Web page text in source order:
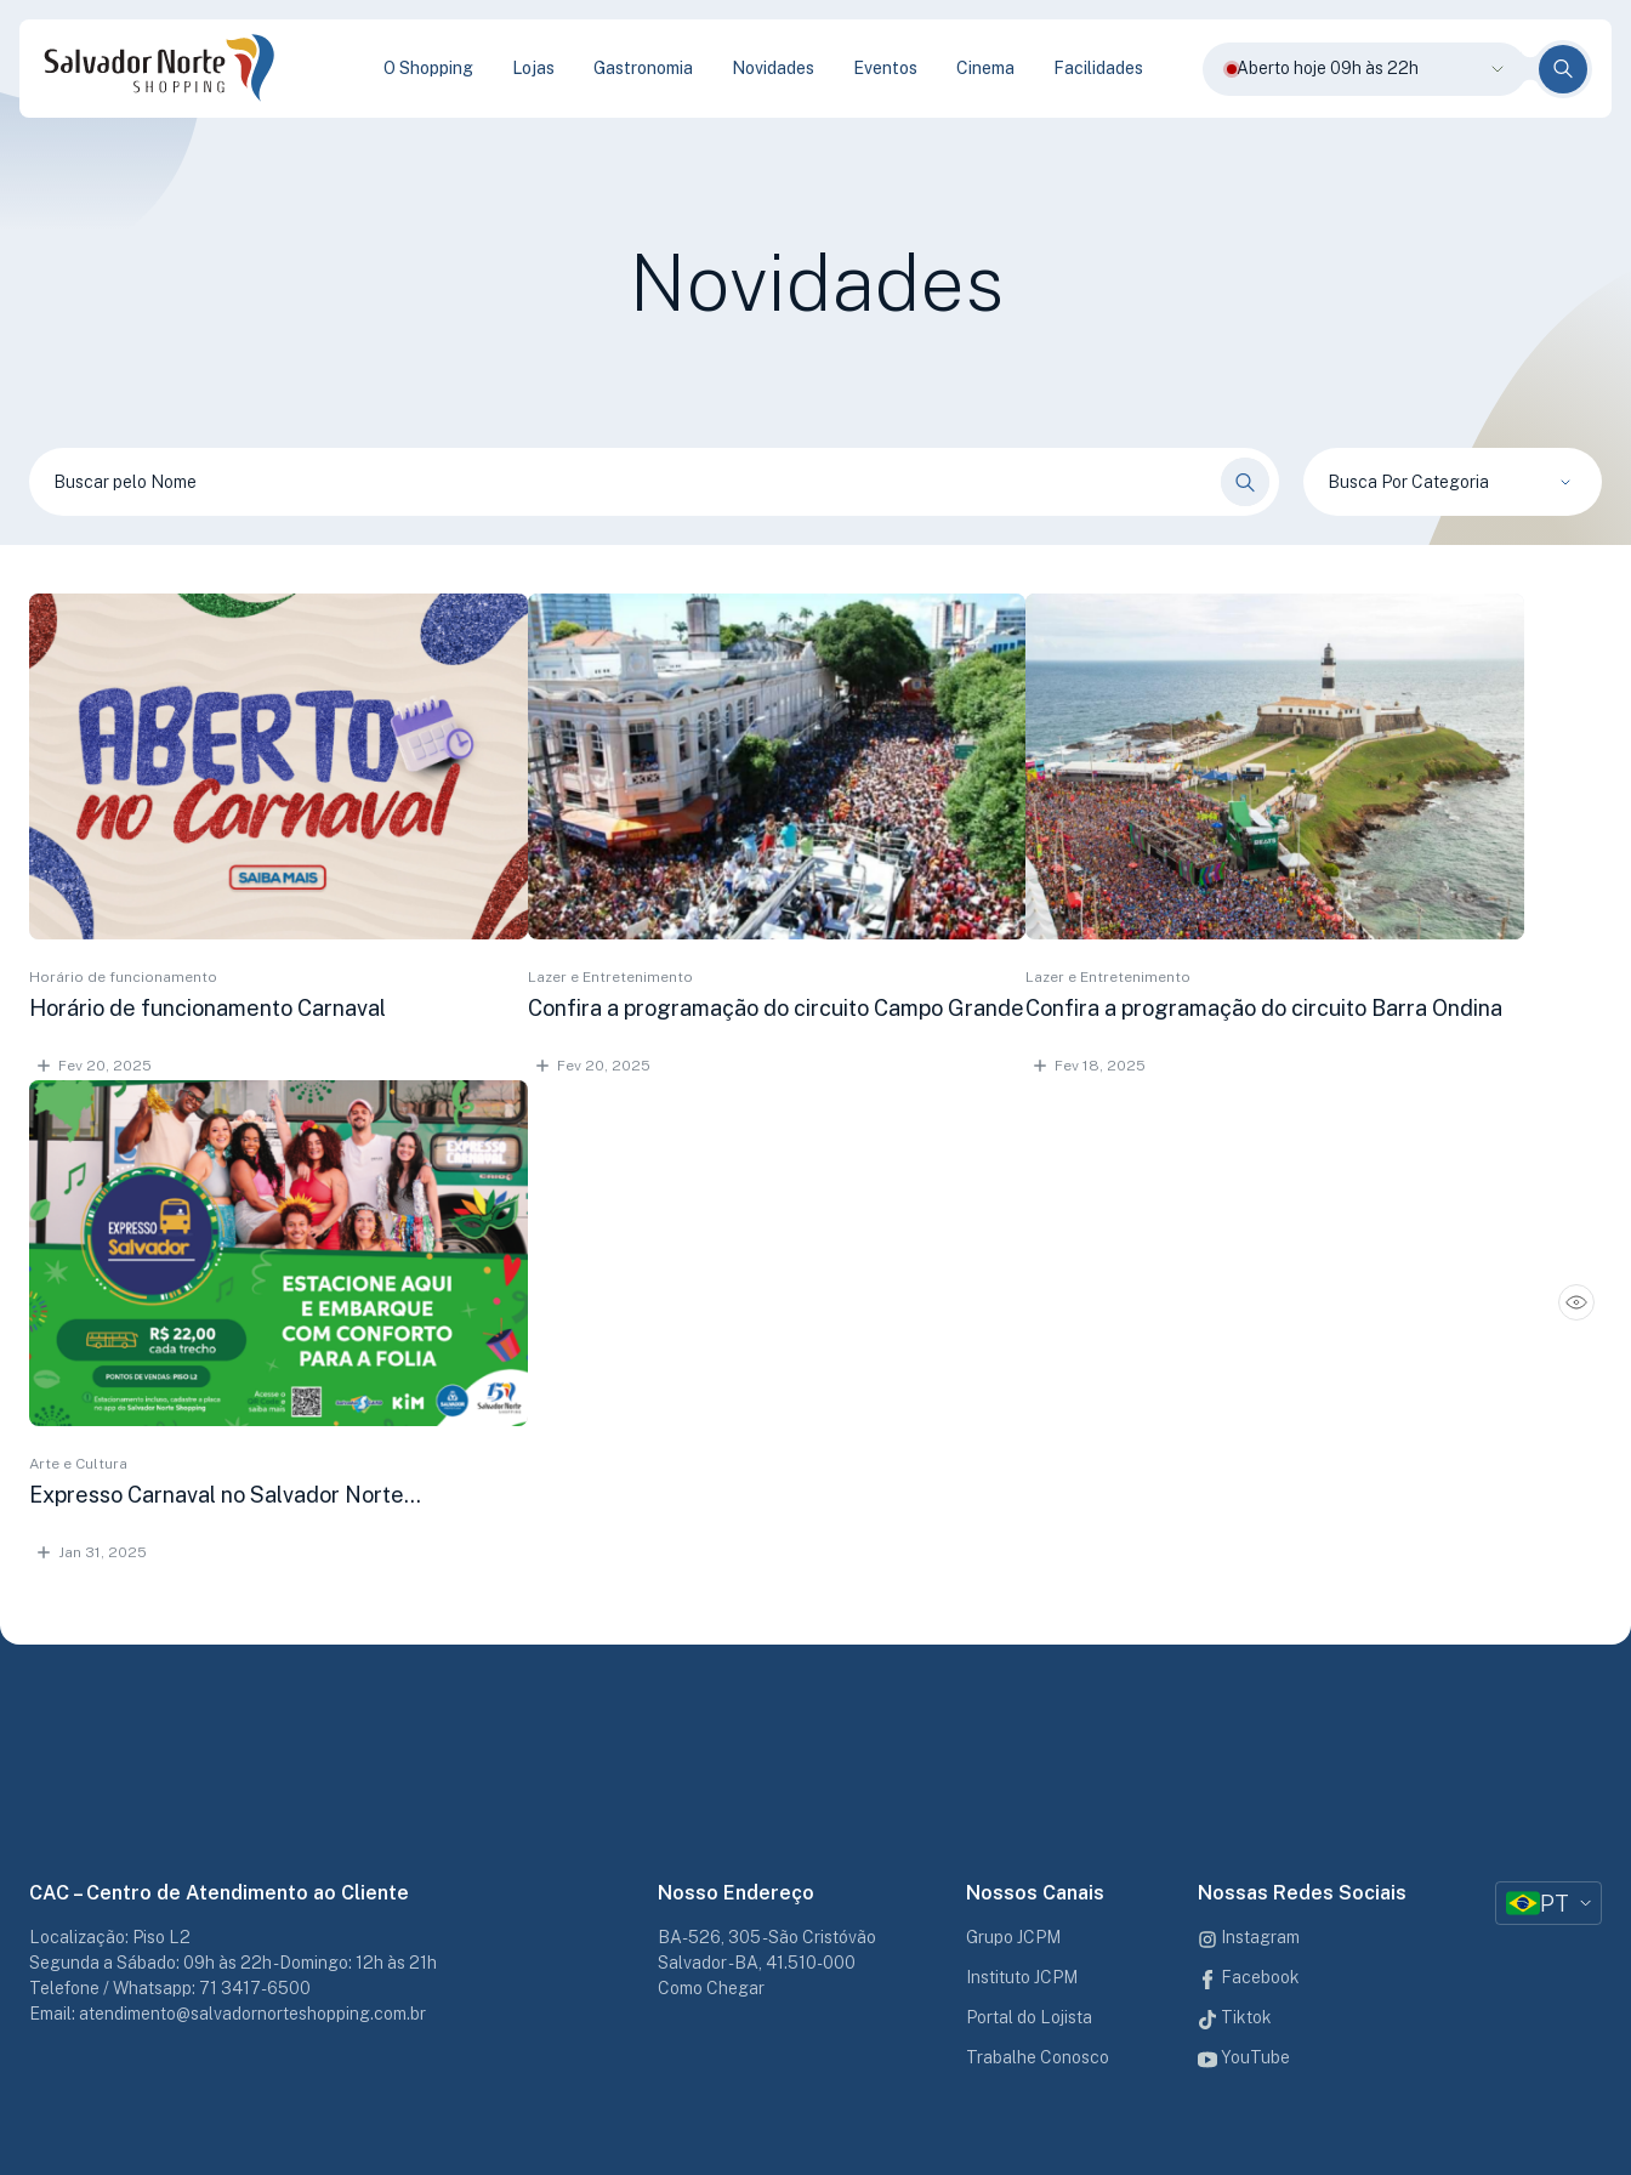
O Shopping Lojas Gastronomia Novidades Eventos Cinema Facilidades Aberto hoje 09h às 22h
Novidades
Busca Por Categoria
Horário de funcionamento
Horário de funcionamento Carnaval
Fev 20, 2025
Lazer e Entretenimento
Confira a programação do circuito Campo Grande
Fev 20, 2025
Lazer e Entretenimento
Confira a programação do circuito Barra Ondina
Fev 18, 2025
Arte e Cultura
Expresso Carnaval no Salvador Norte...
Jan 31, 2025
CAC – Centro de Atendimento ao Cliente
Localização: Piso L2
Segunda a Sábado: 09h às 22h - Domingo: 12h às 21h
Telefone / Whatsapp: 71 3417-6500
Email: atendimento@salvadornorteshopping.com.br
Nosso Endereço
BA-526, 305 - São Cristóvão
Salvador - BA, 41.510-000
Como Chegar
Nossos Canais
Grupo JCPM
Instituto JCPM
Portal do Lojista
Trabalhe Conosco
Nossas Redes Sociais
Instagram
Facebook
Tiktok
YouTube
PT